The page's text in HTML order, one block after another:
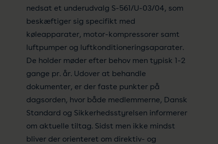
nedsat et underudvalg S-561/U-03/04, som
beskæftiger sig specifikt med
køleapparater, motor-kompressorer samt
luftpumper og luftkonditioneringsaparater.
De holder møder efter behov men typisk 1-2
gange pr. år. Udover at behandle
dokumenter, er der faste punkter på
dagsorden, hvor både medlemmerne, Dansk
Standard og Sikkerhedsstyrelsen informerer
om aktuelle tiltag. Sidst men ikke mindst
bliver der orienteret om direktiv- og